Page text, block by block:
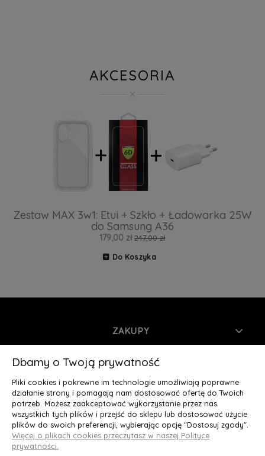
AKCESORIA
Zestaw MAX 3w1: Etui + Szkło + Ładowarka 25W
do Samsung A36
179,00 zł 247,00 zł
Do Koszyka
ZAKUPY
INFORMACJE
MOJE KONTO
O NAS
Deluxury.pl
Dbamy o Twoją prywatność
Pliki cookies i pokrewne im technologie umożliwiają poprawne
działanie strony i pomagają nam dostosować ofertę do Twoich
potrzeb. Możesz zaakceptować wykorzystanie przez nas
wszystkich tych plików i przejść do sklepu lub dostosować użycie
plików do swoich preferencji, wybierając opcję "Dostosuj zgody".
Więcej o plikach cookies przeczytasz w naszej Polityce
prywatności.